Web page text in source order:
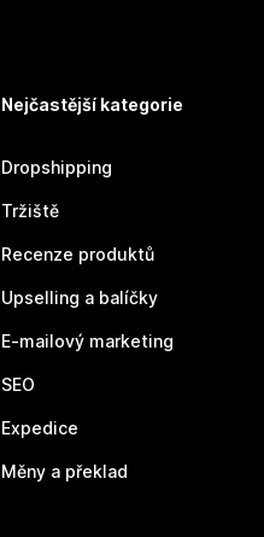
Nejčastější kategorie
Dropshipping
Tržiště
Recenze produktů
Upselling a balíčky
E-mailový marketing
SEO
Expedice
Měny a překlad